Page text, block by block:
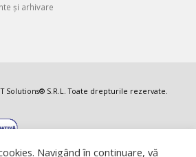
și arhivare
Solutions® S.R.L. Toate drepturile rezervate.
Navigând în continuare, vă